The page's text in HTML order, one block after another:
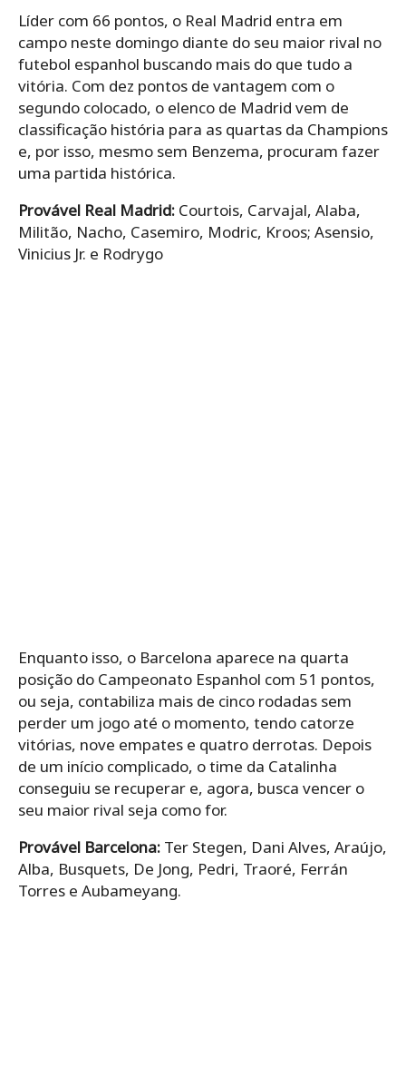
Líder com 66 pontos, o Real Madrid entra em
campo neste domingo diante do seu maior rival no
futebol espanhol buscando mais do que tudo a
vitória. Com dez pontos de vantagem com o
segundo colocado, o elenco de Madrid vem de
classificação história para as quartas da Champions
e, por isso, mesmo sem Benzema, procuram fazer
uma partida histórica.
Provável Real Madrid: Courtois, Carvajal, Alaba,
Militão, Nacho, Casemiro, Modric, Kroos; Asensio,
Vinicius Jr. e Rodrygo
Enquanto isso, o Barcelona aparece na quarta
posição do Campeonato Espanhol com 51 pontos,
ou seja, contabiliza mais de cinco rodadas sem
perder um jogo até o momento, tendo catorze
vitórias, nove empates e quatro derrotas. Depois
de um início complicado, o time da Catalinha
conseguiu se recuperar e, agora, busca vencer o
seu maior rival seja como for.
Provável Barcelona: Ter Stegen, Dani Alves, Araújo,
Alba, Busquets, De Jong, Pedri, Traoré, Ferrán
Torres e Aubameyang.